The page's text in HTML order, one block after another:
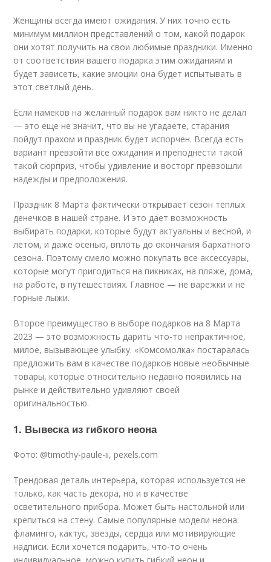
Женщины всегда имеют ожидания. У них точно есть
минимум миллион представлений о том, какой подарок
они хотят получить на свои любимые праздники. Именно
от соответствия вашего подарка этим ожиданиям и
будет зависеть, какие эмоции она будет испытывать в
этот светлый день.
Если намеков на желанный подарок вам никто не делал
— это еще не значит, что вы не угадаете, старания
пойдут прахом и праздник будет испорчен. Всегда есть
вариант превзойти все ожидания и преподнести такой
такой сюрприз, чтобы удивление и восторг превзошли
надежды и предположения.
Праздник 8 Марта фактически открывает сезон теплых
денечков в нашей стране. И это дает возможность
выбирать подарки, которые будут актуальны и весной, и
летом, и даже осенью, вплоть до окончания бархатного
сезона. Поэтому смело можно покупать все аксессуары,
которые могут пригодиться на пикниках, на пляже, дома,
на работе, в путешествиях. Главное — не варежки и не
горные лыжи.
Второе преимущество в выборе подарков на 8 Марта
2023 — это возможность дарить что-то непрактичное,
милое, вызывающее улыбку. «Комсомолка» постаралась
предложить вам в качестве подарков новые необычные
товары, которые относительно недавно появились на
рынке и действительно удивляют своей
оригинальностью.
1. Вывеска из гибкого неона
Фото: @timothy-paule-ii, pexels.com
Трендовая деталь интерьера, которая используется не
только, как часть декора, но и в качестве
осветительного прибора. Может быть настольной или
крепиться на стену. Самые популярные модели неона:
фламинго, кактус, звезды, сердца или мотивирующие
надписи. Если хочется подарить, что-то очень